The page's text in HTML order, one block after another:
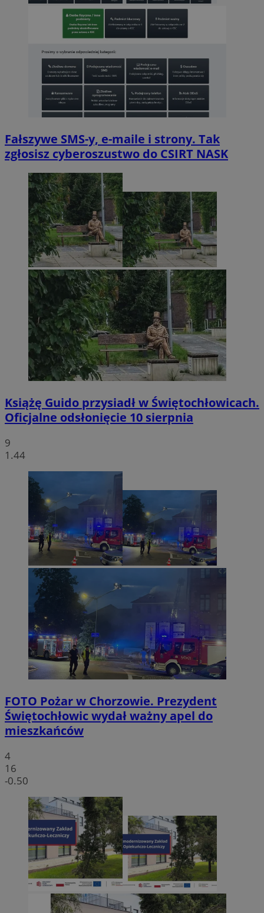
Fałszywe SMS-y, e-maile i strony. Tak
zgłosisz cyberoszustwo do CSIRT NASK
Książę Guido przysiadł w Świętochłowicach.
Oficjalne odsłonięcie 10 sierpnia
9
1.44
FOTO Pożar w Chorzowie. Prezydent
Świętochłowic wydał ważny apel do
mieszkańców
4
16
-0.50